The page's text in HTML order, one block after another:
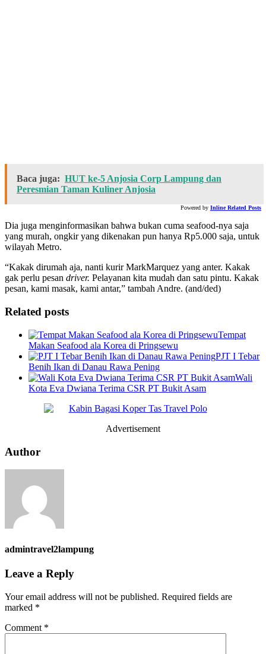
Baca juga: HUT ke-5 Anjosia Corp Lampung dan
Peresmian Taman Kuliner Anjosia
Powered by Inline Related Posts
Dia juga menginformasikan bahwa bukan cuma seafood-nya saja
yang murah, ongkir yang dikenakan pun hanya Rp5.000 saja, untuk
wilayah Metro.
“Kakak dirumah aja, nanti kurir MarkMarquez yang anter. Kakak
gak perlu pesan driver. Pelayanan kita mudah dan satu pintu. Kakak
pesan, kami masak, kami antar,” tambah Andre. (and/ded)
Related posts
Tempat
Makan Seafood ala Korea di Pringsewu
PJT I Tebar
Benih Ikan di Danau Rawa Pening
Wali
Kota Eva Dwiana Terima CSR PT Bukit Asam
Advertisement
Author
admintravel2lampung
Leave a Reply
Your email address will not be published. Required fields are
marked *
Comment *